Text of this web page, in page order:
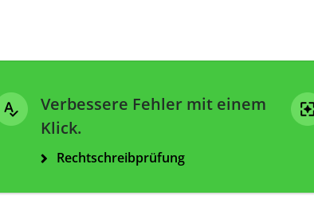
Verbessere Fehler mit einem
Klick.
Rechtschreibprüfung